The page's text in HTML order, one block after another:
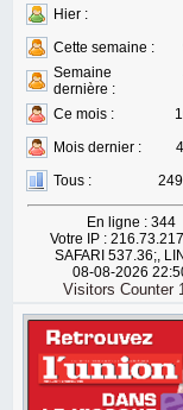
Hier :
Cette semaine :
Semaine
dernière :
Ce mois :
Mois dernier :
Tous :
En ligne : 344
Votre IP :
SAFARI 537.36;,
08-08-2026
Visitors Counter